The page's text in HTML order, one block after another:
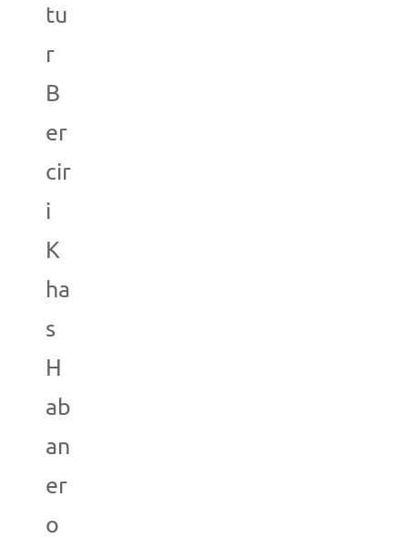
tu
r
B
er
cir
i
K
ha
s
H
ab
an
er
o